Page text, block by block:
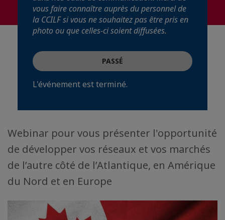
vous faire connaître auprès du personnel de
la CCILF si vous ne souhaitez pas être pris en
photo ou que celles-ci soient diffusées.
PASSÉ
L'événement est terminé.
Webinar pour vous présenter l'opportunité
de développer vos réseaux et vos marchés
de l’autre côté de l’Atlantique, en Amérique
du Nord et en Europe